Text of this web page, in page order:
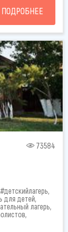
ПОДРОБНЕЕ
73584
для детей,
лагерь,